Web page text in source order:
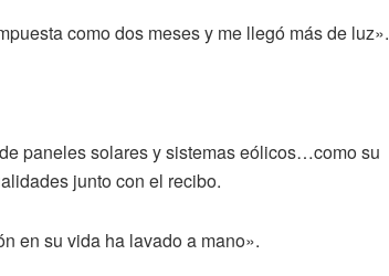
como dos meses y me llegó más de luz».
paneles solares y sistemas eólicos…como su
junto con el recibo.
en su vida ha lavado a mano».